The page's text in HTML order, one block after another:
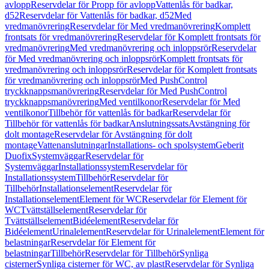
avloppReservdelar för Propp för avloppVattenlås för badkar,
d52Reservdelar för Vattenlås för badkar, d52Med
vredmanövreringReservdelar för Med vredmanövreringKomplett
frontsats för vredmanövreringReservdelar för Komplett frontsats för
vredmanövreringMed vredmanövrering och inloppsrörReservdelar
för Med vredmanövrering och inloppsrörKomplett frontsats för
vredmanövrering och inloppsrörReservdelar för Komplett frontsats
för vredmanövrering och inloppsrörMed PushControl
tryckknappsmanövreringReservdelar för Med PushControl
tryckknappsmanövreringMed ventilkonorReservdelar för Med
ventilkonorTillbehör för vattenlås för badkarReservdelar för
Tillbehör för vattenlås för badkarAnslutningssatsAvstängning för
dolt montageReservdelar för Avstängning för dolt
montageVattenanslutningarInstallations- och spolsystemGeberit
DuofixSystemväggarReservdelar för
SystemväggarInstallationssystemReservdelar för
InstallationssystemTillbehörReservdelar för
TillbehörInstallationselementReservdelar för
InstallationselementElement för WCReservdelar för Element för
WCTvättställselementReservdelar för
TvättställselementBidéelementReservdelar för
BidéelementUrinalelementReservdelar för UrinalelementElement för
belastningarReservdelar för Element för
belastningarTillbehörReservdelar för TillbehörSynliga
cisternerSynliga cisterner för WC, av plastReservdelar för Synliga